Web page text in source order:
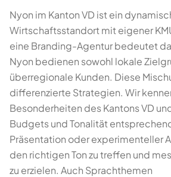
Nyon im Kanton VD ist ein
Wirtschaftsstandort mit eigener
eine Branding-Agentur bedeutet
Nyon bedienen sowohl lokale
überregionale Kunden. Diese
differenzierte Strategien. Wir
Besonderheiten des Kantons VD
Budgets und Tonalität
Präsentation oder experimenteller
den richtigen Ton zu treffen und
zu erzielen. Auch Sprachthemen